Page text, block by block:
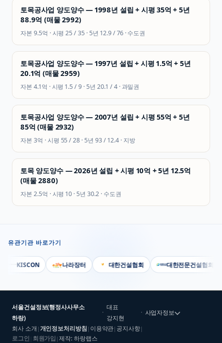
토목공사업 양도양수 — 1998년 설립 + 시평 35억 + 5년
88.9억 (매물 2992)
자본 9.5억 · 시평25 / 35 · 5년 12.9 / 76·수도권
토목공사업 양도양수 — 1997년 설립 + 시평 1.5억 + 5년
20.1억 (매물 2959)
자본 4.1억 · 시평1.5 / 9 · 5년 20.1 / 4·과밀권
토목공사업 양도양수 — 2007년 설립 + 시평 55억 + 5년
85억 (매물 2932)
자본 3억 · 시평 55 / 28 · 5년93 / 12.4· 지방
토목 양도양수 — 2026년 설립 + 시평 10억 + 5년 12.5억
(매물 2880)
자본 2.5억 · 시평10 · 5년30.2· 수도권
유관기관 바로가기
KISCON 나라장터 대한건설협회 대한전문건설협회
서울건설정보(행정사사무소
하랑)
·
대표
강지현
· 사업자정보
회사 소개 | 개인정보처리방침 | 이용약관| 공지사항|
로그인 회원가입 |제작: 하랑랩스